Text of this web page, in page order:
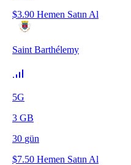
$3.90 Hemen Satın Al
Saint Barthélemy
5G
3 GB
30 gün
$7.50 Hemen Satın Al